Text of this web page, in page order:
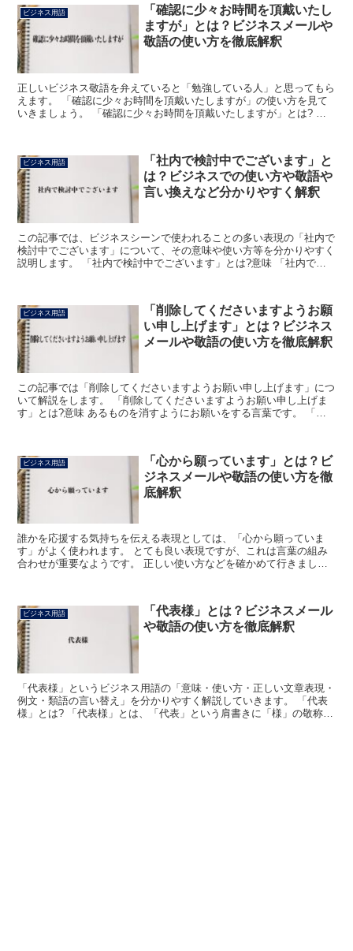
ビジネス用語
「確認に少々お時間を頂戴いたし
ますが」とは？ビジネスメールや
敬語の使い方を徹底解釈
正しいビジネス敬語を弁えていると「勉強している人」と思ってもら
えます。 「確認に少々お時間を頂戴いたしますが」の使い方を見て
いきましょう。 「確認に少々お時間を頂戴いたしますが」とは? こ
ビジネス用語
「社内で検討中でございます」と
は？ビジネスでの使い方や敬語や
言い換えなど分かりやすく解釈
この記事では、ビジネスシーンで使われることの多い表現の「社内で
検討中でございます」について、その意味や使い方等を分かりやすく
説明します。 「社内で検討中でございます」とは?意味 「社内で検
ビジネス用語
「削除してくださいますようお願
い申し上げます」とは？ビジネス
メールや敬語の使い方を徹底解釈
この記事では「削除してくださいますようお願い申し上げます」につ
いて解説をします。 「削除してくださいますようお願い申し上げま
す」とは?意味 あるものを消すようにお願いをする言葉です。 「削
ビジネス用語
「心から願っています」とは？ビ
ジネスメールや敬語の使い方を徹
底解釈
誰かを応援する気持ちを伝える表現としては、「心から願っていま
す」がよく使われます。 とても良い表現ですが、これは言葉の組み
合わせが重要なようです。 正しい使い方などを確かめて行きましょ
ビジネス用語
「代表様」とは？ビジネスメール
や敬語の使い方を徹底解釈
「代表様」というビジネス用語の「意味・使い方・正しい文章表現・
例文・類語の言い替え」を分かりやすく解説していきます。 「代表
様」とは? 「代表様」とは、「代表」という肩書きに「様」の敬称ま